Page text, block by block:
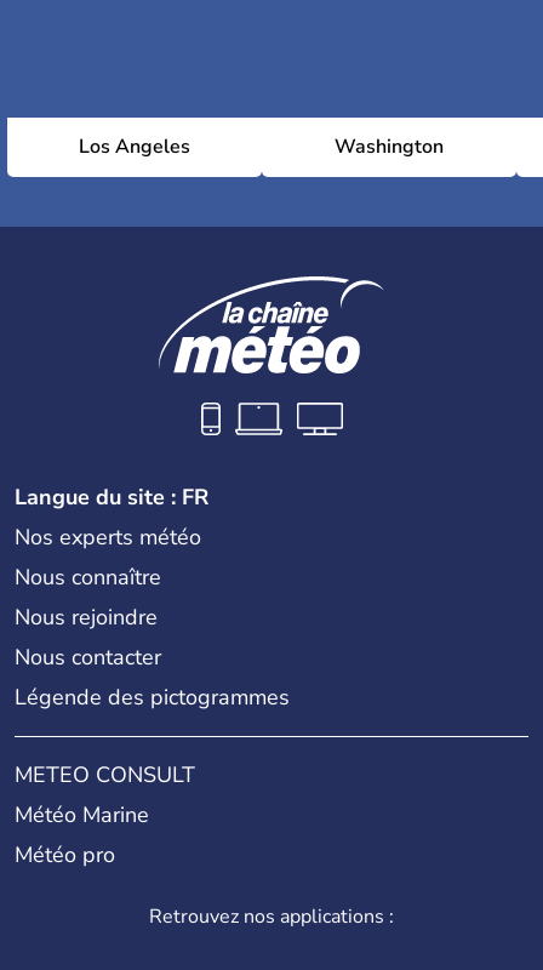
Los Angeles Washington
Langue du site : FR
Nos experts météo
Nous connaître
Nous rejoindre
Nous contacter
Légende des pictogrammes
METEO CONSULT
Météo Marine
Météo pro
Retrouvez nos applications :